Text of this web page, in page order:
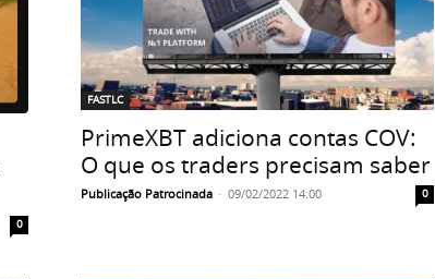
0
FASTLC
PrimeXBT adiciona contas COV:
O que os traders precisam saber
Publicação Patrocinada - 09/02/2022 14:00 0